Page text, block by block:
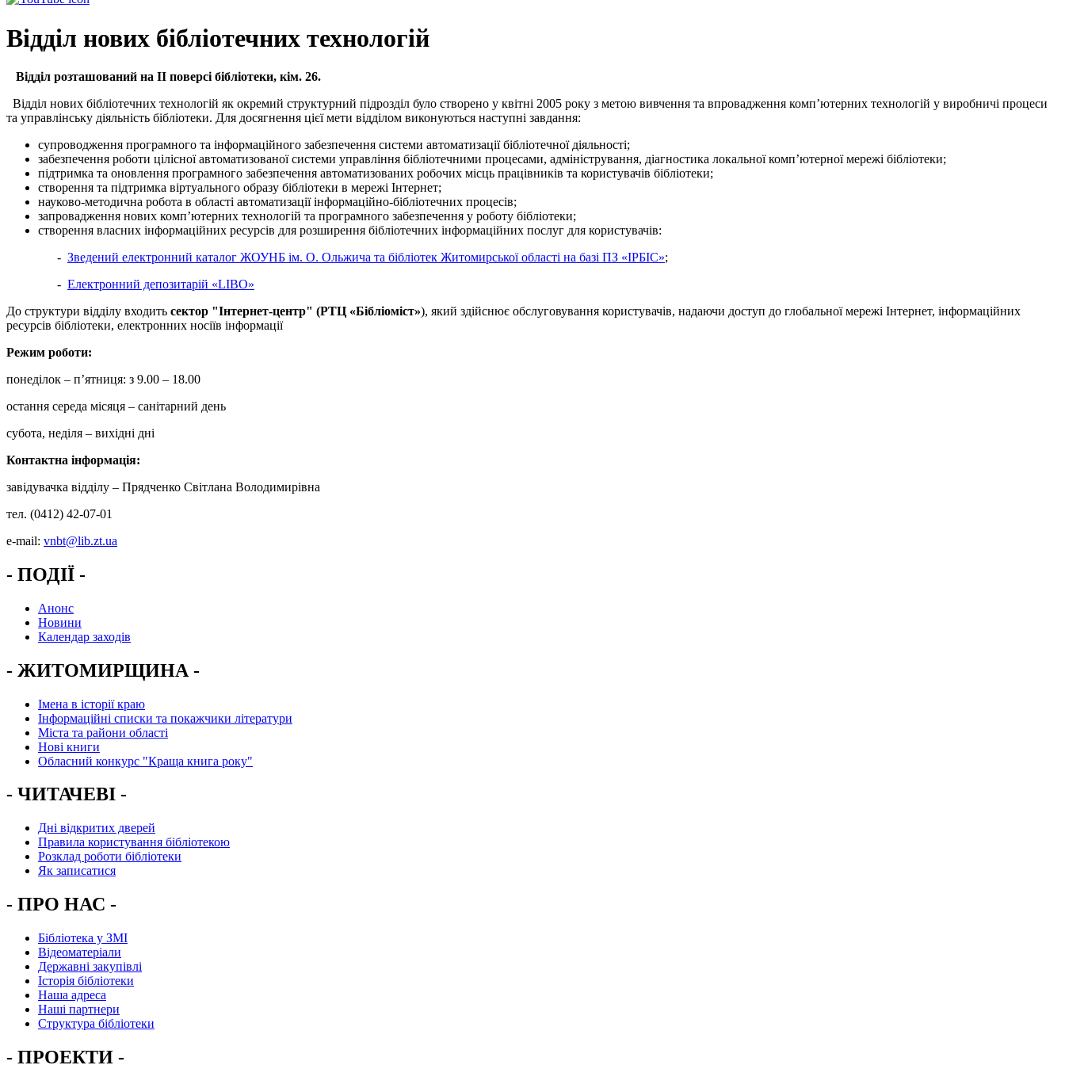
Відділ нових бібліотечних технологій
Відділ розташований на ІІ поверсі бібліотеки, кім. 26.
Відділ нових бібліотечних технологій як окремий структурний підрозділ було створено у квітні 2005 року з метою вивчення та впровадження комп’ютерних технологій у виробничі процеси
та управлінську діяльність бібліотеки. Для досягнення цієї мети відділом виконуються наступні завдання:
супроводження програмного та інформаційного забезпечення системи автоматизації бібліотечної діяльності;
забезпечення роботи цілісної автоматизованої системи управління бібліотечними процесами, адміністрування, діагностика локальної комп’ютерної мережі бібліотеки;
підтримка та оновлення програмного забезпечення автоматизованих робочих місць працівників та користувачів бібліотеки;
створення та підтримка віртуального образу бібліотеки в мережі Інтернет;
науково-методична робота в області автоматизації інформаційно-бібліотечних процесів;
запровадження нових комп’ютерних технологій та програмного забезпечення у роботу бібліотеки;
створення власних інформаційних ресурсів для розширення бібліотечних інформаційних послуг для користувачів:
- Зведений електронний каталог ЖОУНБ ім. О. Ольжича та бібліотек Житомирської області на базі ПЗ «ІРБІС»;
- Електронний депозитарій «LIBO»
До структури відділу входить сектор "Інтернет-центр" (РТЦ «Бібліоміст»), який здійснює обслуговування користувачів, надаючи доступ до глобальної мережі Інтернет, інформаційних
ресурсів бібліотеки, електронних носіїв інформації
Режим роботи:
понеділок – п’ятниця: з 9.00 – 18.00
остання середа місяця – санітарний день
субота, неділя – вихідні дні
Контактна інформація:
завідувачка відділу – Прядченко Світлана Володимирівна
тел. (0412) 42-07-01
e-mail: vnbt@lib.zt.ua
- ПОДІЇ -
Анонс
Новини
Календар заходів
- ЖИТОМИРЩИНА -
Імена в історії краю
Інформаційні списки та покажчики літератури
Міста та райони області
Нові книги
Обласний конкурс "Краща книга року"
- ЧИТАЧЕВІ -
Дні відкритих дверей
Правила користування бібліотекою
Розклад роботи бібліотеки
Як записатися
- ПРО НАС -
Бібліотека у ЗМІ
Відеоматеріали
Державні закупівлі
Історія бібліотеки
Наша адреса
Наші партнери
Структура бібліотеки
- ПРОЕКТИ -